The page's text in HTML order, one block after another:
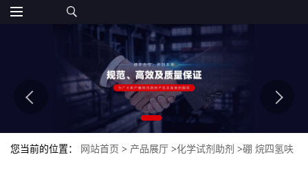
您当前的位置： 网站首页 > 产品展厅 >化学试剂助剂 >硼 烷四氢呋